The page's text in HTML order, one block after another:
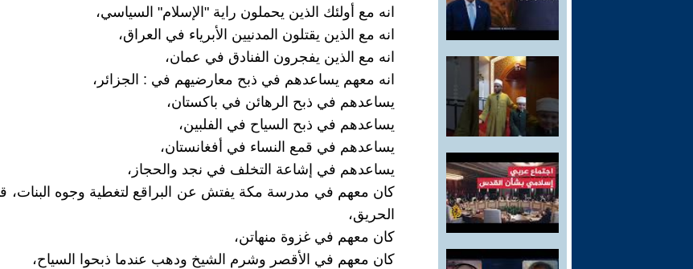
انه مع أولئك الذين يحملون راية "الإسلام" السياسي،
انه مع الذين يقتلون المدنيين الأبرياء في العراق،
انه مع الذين يفجرون الفنادق في عمان،
انه معهم يساعدهم في ذبح معارضيهم في : الجزائر،
يساعدهم في ذبح الرهائن في باكستان،
يساعدهم في ذبح السياح في الفلبين،
يساعدهم في قمع النساء في أفغانستان،
يساعدهم في إشاعة التخلف في نجد والحجاز،
كان معهم في مدرسة مكة يفتش عن البراقع لتغطية وجوه البنات،
الحريق،
كان معهم في غزوة منهاتن،
كان معهم في الأقصر وشرم الشيخ ودهب عندما ذبحوا السياح،